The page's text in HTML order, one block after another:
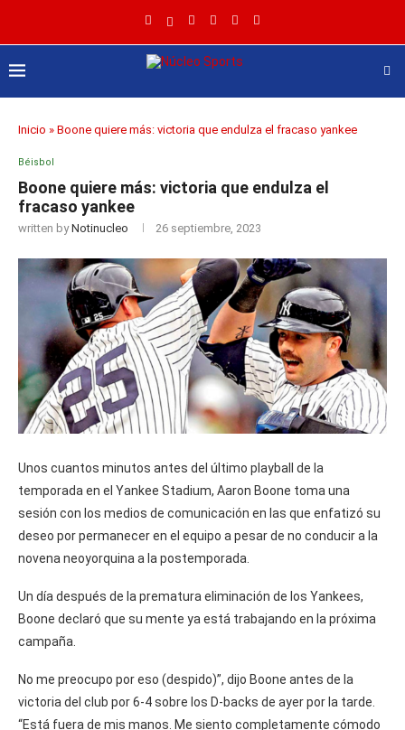
Inicio » Boone quiere más: victoria que endulza el fracaso yankee
Béisbol
Boone quiere más: victoria que endulza el
fracaso yankee
written byNotinucleo 26 septiembre, 2023
Unos cuantos minutos antes del último playball de la
temporada en el Yankee Stadium, Aaron Boone toma una
sesión con los medios de comunicación en las que enfatizó su
deseo por permanecer en el equipo a pesar de no conducir a la
novena neoyorquina a la postemporada.
Un día después de la prematura eliminación de los Yankees,
Boone declaró que su mente ya está trabajando en la próxima
campaña.
No me preocupo por eso (despido)”, dijo Boone antes de la
victoria del club por 6-4 sobre los D-backs de ayer por la tarde.
“Está fuera de mis manos. Me siento completamente cómodo